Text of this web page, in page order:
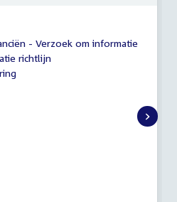
- Verzoek om informatie
richtlijn